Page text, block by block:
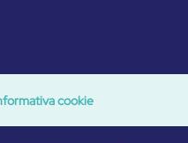
cookie